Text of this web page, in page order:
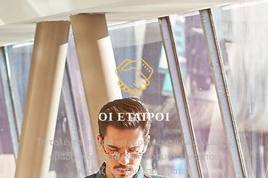
ΟΙ ΕΤΑΙΡΟΙ
Το ταλέντο μπορεί να κερδίσει αγώνες, όμως η
ομαδική δουλειά και η ευφυΐα, είναι που
κερδίζουν πρωταθλήματα.